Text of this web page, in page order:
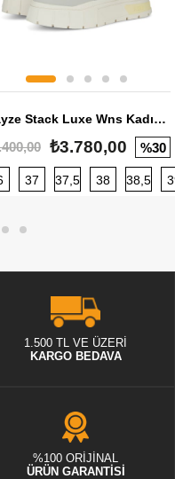
40 40,5 41 42 42,5
Mayze Stack Luxe Wns Kadın Sneaker
₺3.780,00 %30
37 37,5 38 38,5
1.500 TL VE ÜZERİ
KARGO BEDAVA
%100 ORİJİNAL
ÜRÜN GARANTİSİ